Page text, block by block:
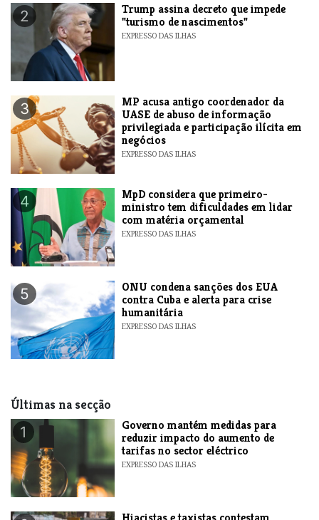
2
Trump assina decreto que impede
"turismo de nascimentos"
EXPRESSO DAS ILHAS
3
MP acusa antigo coordenador da
UASE de abuso de informação
privilegiada e participação ilícita em
negócios
EXPRESSO DAS ILHAS
4
MpD considera que primeiro-
ministro tem dificuldades em lidar
com matéria orçamental
EXPRESSO DAS ILHAS
5
ONU condena sanções dos EUA
contra Cuba e alerta para crise
humanitária
EXPRESSO DAS ILHAS
Últimas na secção
1
Governo mantém medidas para
reduzir impacto do aumento de
tarifas no sector eléctrico
EXPRESSO DAS ILHAS